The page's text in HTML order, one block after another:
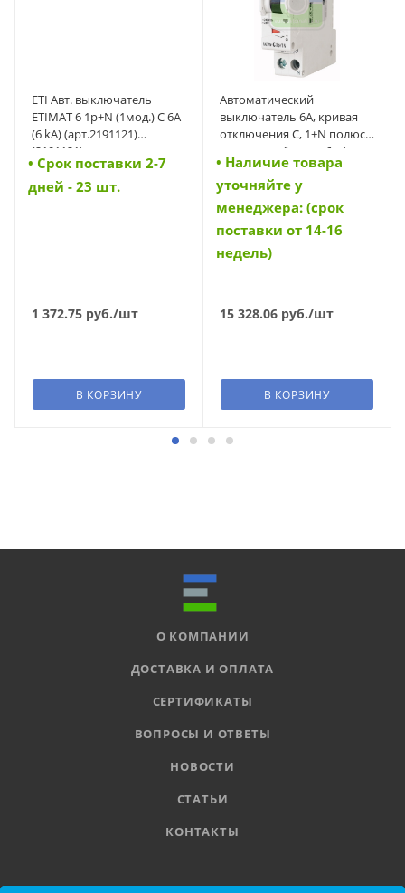
ETI Авт. выключатель
ETIMAT 6 1p+N (1мод.) C 6А
(6 kA) (арт.2191121)
(2191121)
• Cрок поставки 2-7
дней - 23 шт.
1 372.75 руб./шт
В КОРЗИНУ
Автоматический
выключатель 6А, кривая
отключения C, 1+N полюса,
откл. способность 6 кА
(FAZ-PN-C6/1N) (279156)
• Наличие товара
уточняйте у
менеджера: (срок
поставки от 14-16
недель)
15 328.06 руб./шт
В КОРЗИНУ
О КОМПАНИИ
ДОСТАВКА И ОПЛАТА
СЕРТИФИКАТЫ
ВОПРОСЫ И ОТВЕТЫ
НОВОСТИ
СТАТЬИ
КОНТАКТЫ